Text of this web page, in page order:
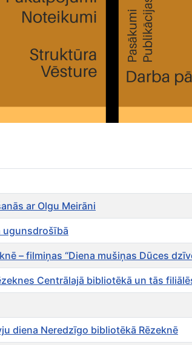
ar Olgu Meirāni
ugunsdrošībā
– filmiņas “Diena mušiņas Dūces
Centrālajā bibliotēkā un tās
diena Neredzīgo bibliotēkā Rēzeknē